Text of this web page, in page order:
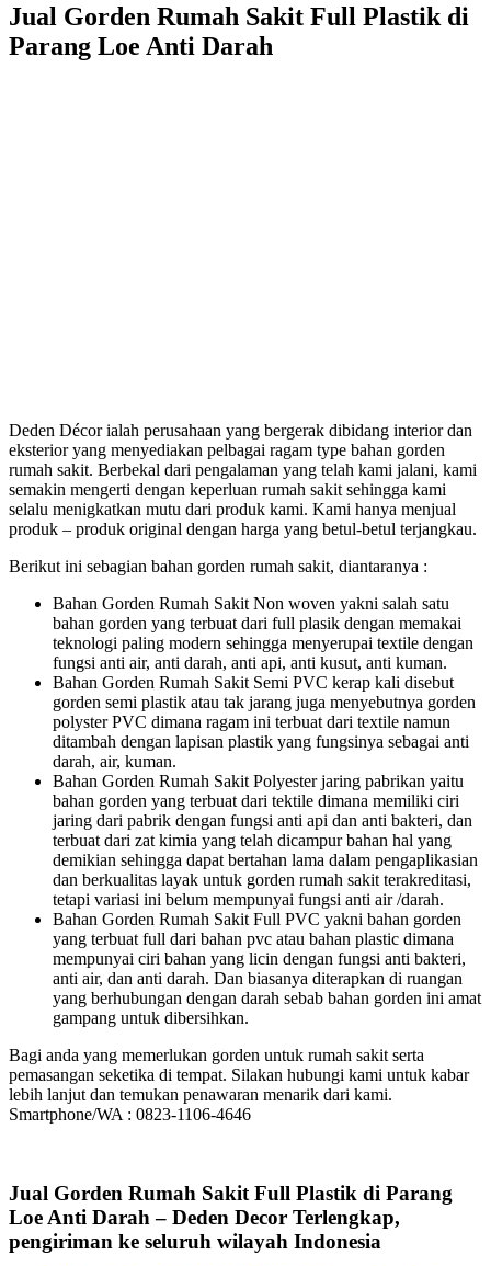
Jual Gorden Rumah Sakit Full Plastik di
Parang Loe Anti Darah
Deden Décor ialah perusahaan yang bergerak dibidang interior dan
eksterior yang menyediakan pelbagai ragam type bahan gorden
rumah sakit. Berbekal dari pengalaman yang telah kami jalani, kami
semakin mengerti dengan keperluan rumah sakit sehingga kami
selalu menigkatkan mutu dari produk kami. Kami hanya menjual
produk – produk original dengan harga yang betul-betul terjangkau.
Berikut ini sebagian bahan gorden rumah sakit, diantaranya :
Bahan Gorden Rumah Sakit Non woven yakni salah satu
bahan gorden yang terbuat dari full plasik dengan memakai
teknologi paling modern sehingga menyerupai textile dengan
fungsi anti air, anti darah, anti api, anti kusut, anti kuman.
Bahan Gorden Rumah Sakit Semi PVC kerap kali disebut
gorden semi plastik atau tak jarang juga menyebutnya gorden
polyster PVC dimana ragam ini terbuat dari textile namun
ditambah dengan lapisan plastik yang fungsinya sebagai anti
darah, air, kuman.
Bahan Gorden Rumah Sakit Polyester jaring pabrikan yaitu
bahan gorden yang terbuat dari tektile dimana memiliki ciri
jaring dari pabrik dengan fungsi anti api dan anti bakteri, dan
terbuat dari zat kimia yang telah dicampur bahan hal yang
demikian sehingga dapat bertahan lama dalam pengaplikasian
dan berkualitas layak untuk gorden rumah sakit terakreditasi,
tetapi variasi ini belum mempunyai fungsi anti air /darah.
Bahan Gorden Rumah Sakit Full PVC yakni bahan gorden
yang terbuat full dari bahan pvc atau bahan plastic dimana
mempunyai ciri bahan yang licin dengan fungsi anti bakteri,
anti air, dan anti darah. Dan biasanya diterapkan di ruangan
yang berhubungan dengan darah sebab bahan gorden ini amat
gampang untuk dibersihkan.
Bagi anda yang memerlukan gorden untuk rumah sakit serta
pemasangan seketika di tempat. Silakan hubungi kami untuk kabar
lebih lanjut dan temukan penawaran menarik dari kami.
Smartphone/WA : 0823-1106-4646
Jual Gorden Rumah Sakit Full Plastik di Parang
Loe Anti Darah – Deden Decor Terlengkap,
pengiriman ke seluruh wilayah Indonesia